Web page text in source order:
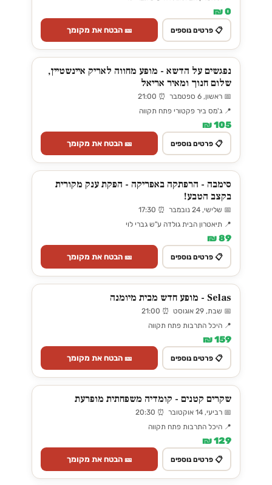
0 ₪
📋 פרטים נוספים 🎫 הבטח את מקומך
נפגשים על הדשא - מופע מחווה לאריק איינשטיין,
שלום חנוך ומאיר אריאל
📅 ראשון, 6 ספטמבר ⏰ 21:00
📍 ג'מס ביר פקטורי פתח תקווה
105 ₪
📋 פרטים נוספים 🎫 הבטח את מקומך
סימבה - הרפתקה באפריקה - הפקת ענק מקורית
בקצב הטבע!
📅 שלישי, 24 נובמבר ⏰ 17:30
📍 תיאטרון הבית גולדה ע"ש גברי לוי
89 ₪
📋 פרטים נוספים 🎫 הבטח את מקומך
Selas - מופע חדש מבית מיומנה
📅 שבת, 29 אוגוסט ⏰ 21:00
📍 היכל התרבות פתח תקווה
159 ₪
📋 פרטים נוספים 🎫 הבטח את מקומך
שקרים קטנים - קומדיה משפחתית מופרעת
📅 רביעי, 14 אוקטובר ⏰ 20:30
📍 היכל התרבות פתח תקווה
129 ₪
📋 פרטים נוספים 🎫 הבטח את מקומך